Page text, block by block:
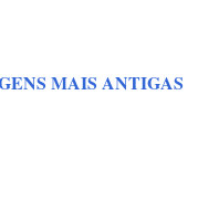
MAIS ANTIGAS